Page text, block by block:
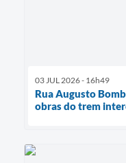
03 JUL 2026 - 16h49
Rua Augusto
obras do trem